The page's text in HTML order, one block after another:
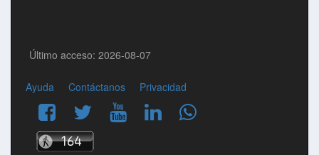
Último acceso: 2026-08-07
Ayuda Contáctanos Privacidad